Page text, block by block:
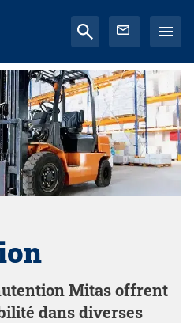
Mitas offrent
dans diverses